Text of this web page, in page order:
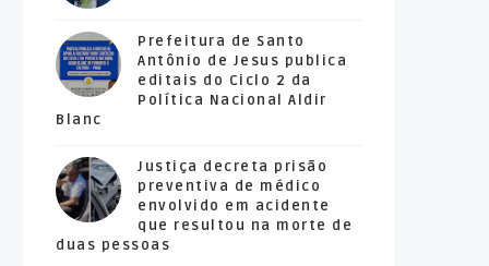
Prefeitura de Santo
Antônio de Jesus publica
editais do Ciclo 2 da
Política Nacional Aldir
Blanc
Justiça decreta prisão
preventiva de médico
envolvido em acidente
que resultou na morte de
duas pessoas